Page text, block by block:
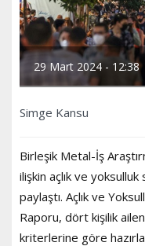
29 Mart 2024 - 12:38
Simge Kansu
Birleşik Metal-İş
ilişkin açlık ve yoksulluk
paylaştı. Açlık ve
Raporu, dört kişilik
kriterlerine göre